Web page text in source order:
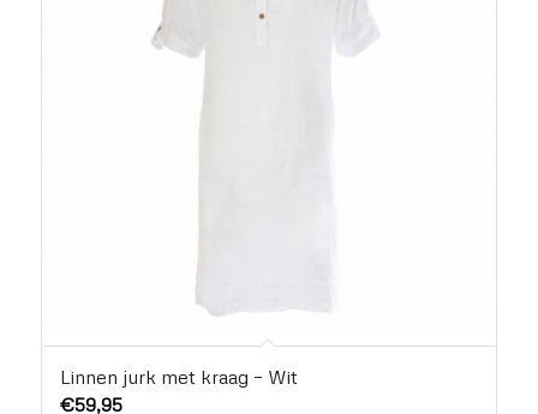
Linnen jurk met kraag – Wit
€59,95